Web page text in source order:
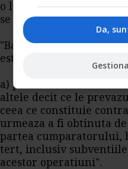
o livrare de bunuri. Un
se colectaTVAeste dat
"Baza de impozitare a
este constituita din:
a) pentru livrari de
altele decit ce le
ceea ce constituie
urmeaza a fi obtinuta
partea cumparatorului,
tert, inclusiv
acestor operatiuni".
Da,